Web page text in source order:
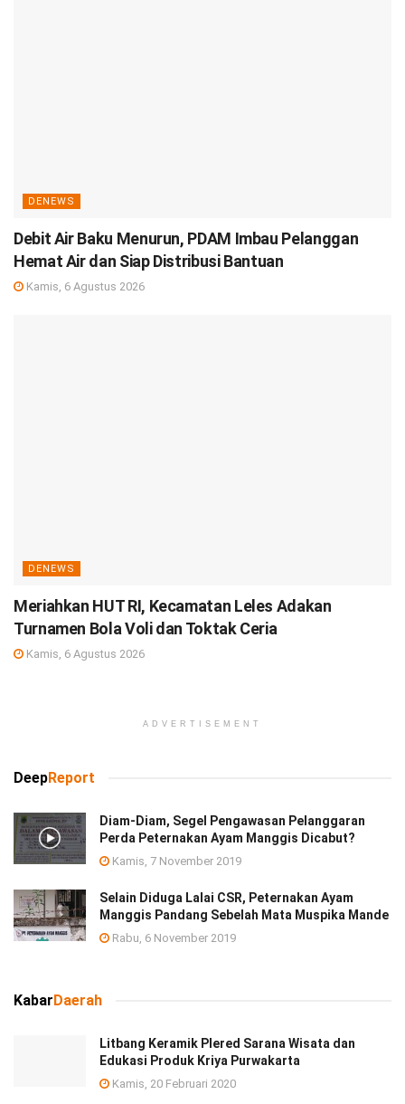
DENEWS
Debit Air Baku Menurun, PDAM Imbau Pelanggan
Hemat Air dan Siap Distribusi Bantuan
Kamis, 6 Agustus 2026
DENEWS
Meriahkan HUT RI, Kecamatan Leles Adakan
Turnamen Bola Voli dan Toktak Ceria
Kamis, 6 Agustus 2026
ADVERTISEMENT
DeepReport
Diam-Diam, Segel Pengawasan Pelanggaran
Perda Peternakan Ayam Manggis Dicabut?
Kamis, 7 November 2019
Selain Diduga Lalai CSR, Peternakan Ayam
Manggis Pandang Sebelah Mata Muspika Mande
Rabu, 6 November 2019
KabarDaerah
Litbang Keramik Plered Sarana Wisata dan
Edukasi Produk Kriya Purwakarta
Kamis, 20 Februari 2020